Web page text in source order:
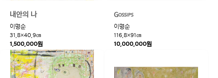
내안의 나
이명순
31.8×40.9㎝
1,500,000원
Gossips
이명순
116.8×91㎝
10,000,000원